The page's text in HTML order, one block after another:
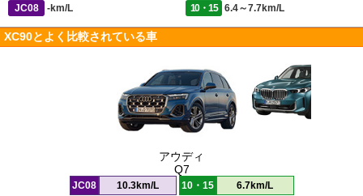
JC08
-km/L 10・15 6.4～7.7km/L
XC90とよく比較されている車
アウディ
Q7
JC08 10.3km/L 10・15 6.7km/L